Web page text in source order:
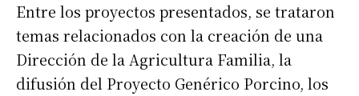
Entre los proyectos presentados, se trataron
temas relacionados con la creación de una
Dirección de la Agricultura Familia, la
difusión del Proyecto Genérico Porcino, los